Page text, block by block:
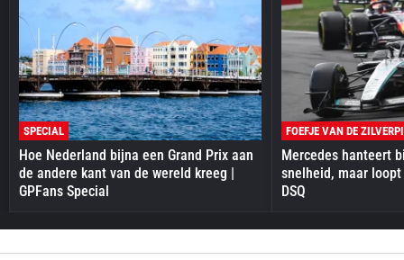
SPECIAL
Hoe Nederland bijna een Grand Prix aan
de andere kant van de wereld kreeg |
GPFans Special
FOEFJE VAN DE
Mercedes hanteert
snelheid, maar
DSQ